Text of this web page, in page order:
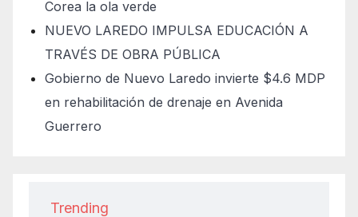
Corea la ola verde
NUEVO LAREDO IMPULSA EDUCACIÓN A
TRAVÉS DE OBRA PÚBLICA
Gobierno de Nuevo Laredo invierte $4.6 MDP
en rehabilitación de drenaje en Avenida
Guerrero
Trending